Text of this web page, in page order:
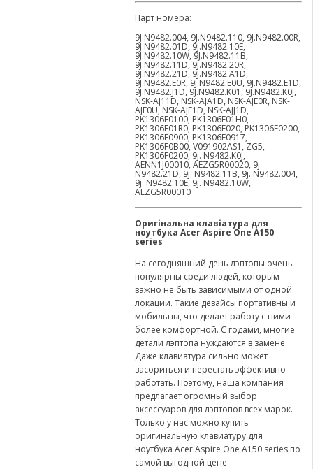
Парт номера:
9J.N9482.004, 9J.N9482.110, 9J.N9482.00R,
9J.N9482.01D, 9J.N9482.10E,
9J.N9482.10W, 9J.N9482.11B,
9J.N9482.11D, 9J.N9482.20R,
9J.N9482.21D, 9J.N9482.A1D,
9J.N9482.E0R, 9J.N9482.E0U, 9J.N9482.E1D,
9J.N9482.J1D, 9J.N9482.K01, 9J.N9482.K0J,
NSK-AJ11D, NSK-AJA1D, NSK-AJE0R, NSK-
AJE0U, NSK-AJE1D, NSK-AJJ1D,
PK1306F0100, PK1306F01H0,
PK1306F01R0, PK1306F020, PK1306F0200,
PK1306F0900, PK1306F0917,
PK1306F0B00, V091902AS1, ZG5,
PK1306F0200, 9j. N9482.K0J,
AENN1J00010, AEZG5R00020, 9j.
N9482.21D, 9j. N9482.11B, 9j. N9482.004,
9j. N9482.10E, 9j. N9482.10W,
AEZG5R00010
Оригінальна клавіатура для
ноутбука Acer Aspire One A150
series
На сегодняшний день лэптопы очень
популярны среди людей, которым
важно не быть зависимыми от одной
локации. Такие девайсы портативны и
мобильны, что делает работу с ними
более комфортной. С годами, многие
детали лэптопа нуждаются в замене.
Даже клавиатура сильно может
засориться и перестать эффективно
работать. Поэтому, наша компания
предлагает огромный выбор
аксессуаров для лэптопов всех марок.
Только у нас можно купить
оригинальную клавиатуру для
ноутбука Acer Aspire One A150 series по
самой выгодной цене.